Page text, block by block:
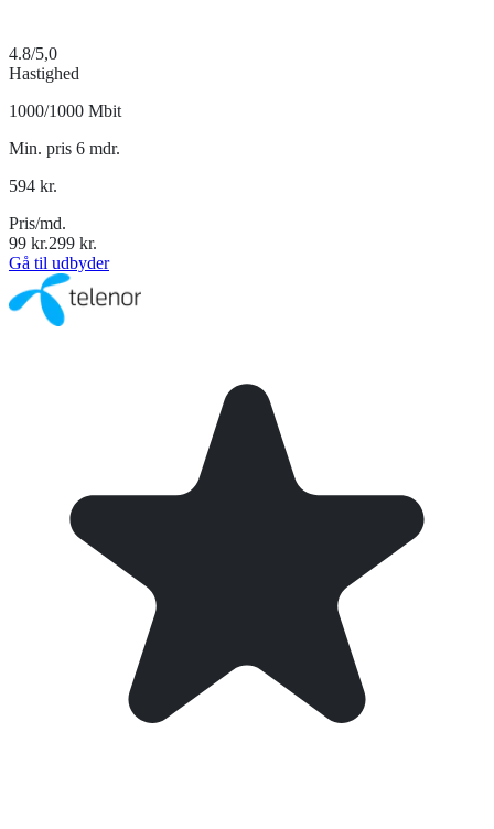
4.8/5,0
Hastighed
1000/1000 Mbit
Min. pris 6 mdr.
594 kr.
Pris/md.
99 kr.299 kr.
Gå til udbyder